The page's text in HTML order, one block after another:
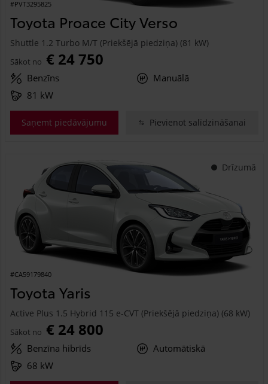
#PVT3295825
Toyota Proace City Verso
Shuttle 1.2 Turbo M/T (Priekšējā piedziņa) (81 kW)
Sākot no € 24 750
Benzīns
Manuālā
81 kW
Saņemt piedāvājumu Pievienot salīdzināšanai
Drīzumā
#CA59179840
Toyota Yaris
Active Plus 1.5 Hybrid 115 e-CVT (Priekšējā piedziņa) (68 kW)
Sākot no € 24 800
Benzīna hibrīds
Automātiskā
68 kW